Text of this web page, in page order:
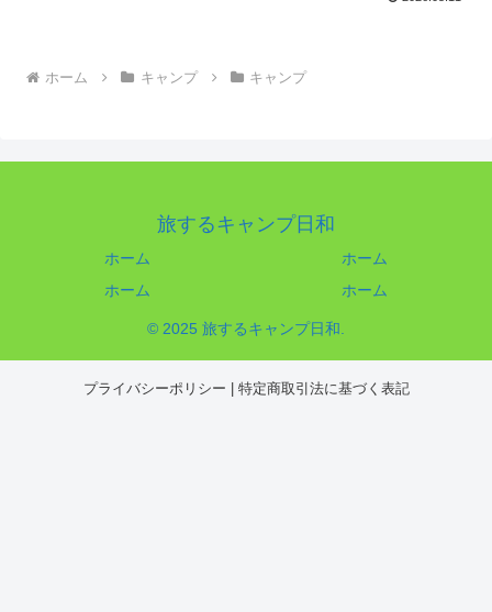
ホーム キャンプ キャンプ
旅するキャンプ日和
ホーム
ホーム
ホーム
ホーム
© 2025 旅するキャンプ日和.
プライバシーポリシー 特定商取引法に基づく表記